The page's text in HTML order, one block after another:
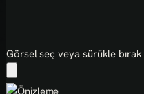
Görsel seç veya sürükle bırak